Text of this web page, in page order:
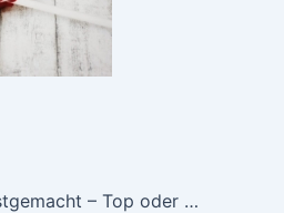
Mandelmilch selbstgemacht – Top oder Flop?!